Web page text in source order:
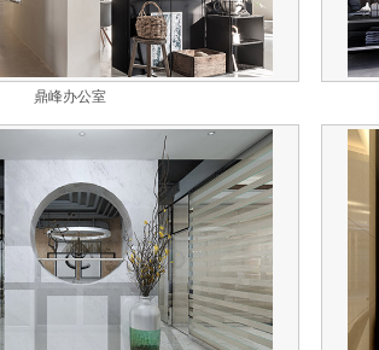
鼎峰办公室